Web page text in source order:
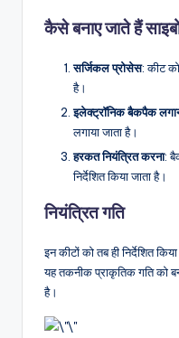
कैसे बनाए जाते हैं
सर्जिकल प्रोसेस: कीट
है।
इलेक्ट्रॉनिक बैकपैक
लगाया जाता है।
हरकत नियंत्रित करना:
निर्देशित किया जाता है।
नियंत्रित गति
इन कीटों को तब ही निर्देशित
यह तकनीक प्राकृतिक गति को
है।